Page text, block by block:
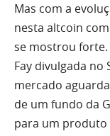
Mas com a
nesta altcoin
se mostrou forte.
Fay divulgada no
mercado
de um fundo da
para um produto